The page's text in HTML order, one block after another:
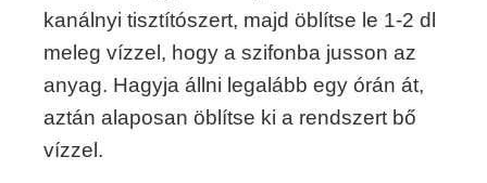
kanálnyi tisztítószert, majd öblítse le 1-2 dl
meleg vízzel, hogy a szifonba jusson az
anyag. Hagyja állni legalább egy órán át,
aztán alaposan öblítse ki a rendszert bő
vízzel.